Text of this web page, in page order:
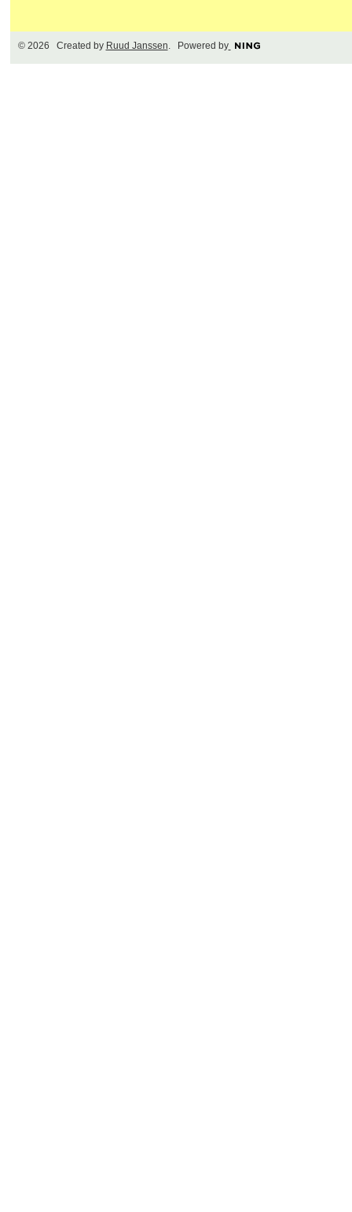
© 2026 Created by Ruud Janssen. Powered by